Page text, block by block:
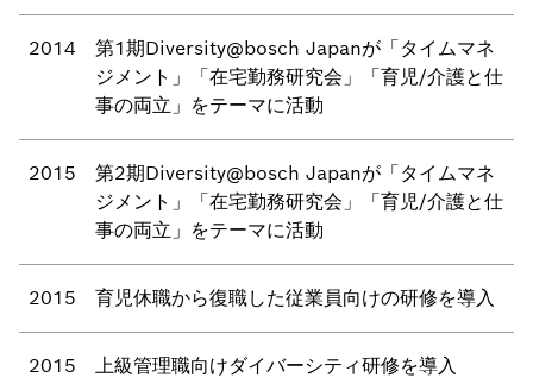
2014
第1期Diversity@bosch Japanが「タイムマネ
ジメント」「在宅勤務研究会」「育児/介護と仕
事の両立」をテーマに活動
2015
第2期Diversity@bosch Japanが「タイムマネ
ジメント」「在宅勤務研究会」「育児/介護と仕
事の両立」をテーマに活動
2015 育児休職から復職した従業員向けの研修を導入
2015 上級管理職向けダイバーシティ研修を導入